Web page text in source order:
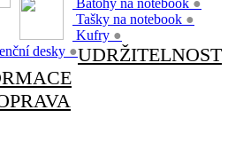
Batohy na notebook ●
Tašky na notebook ●
Kufry ●
desky ●UDRŽITELNOST